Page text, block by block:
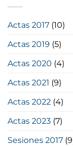
Actas 2017 (10)
Actas 2019 (5)
Actas 2020 (4)
Actas 2021 (9)
Actas 2022 (4)
Actas 2023 (7)
Sesiones 2017